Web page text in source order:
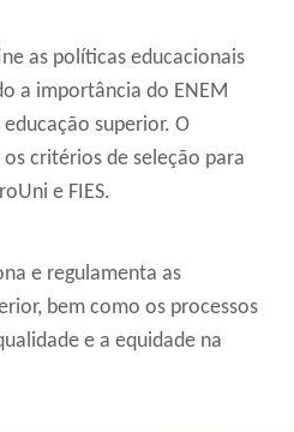
as políticas educacionais
a importância do ENEM
superior. O
critérios de seleção para
e FIES.
e regulamenta as
bem como os processos
e a equidade na